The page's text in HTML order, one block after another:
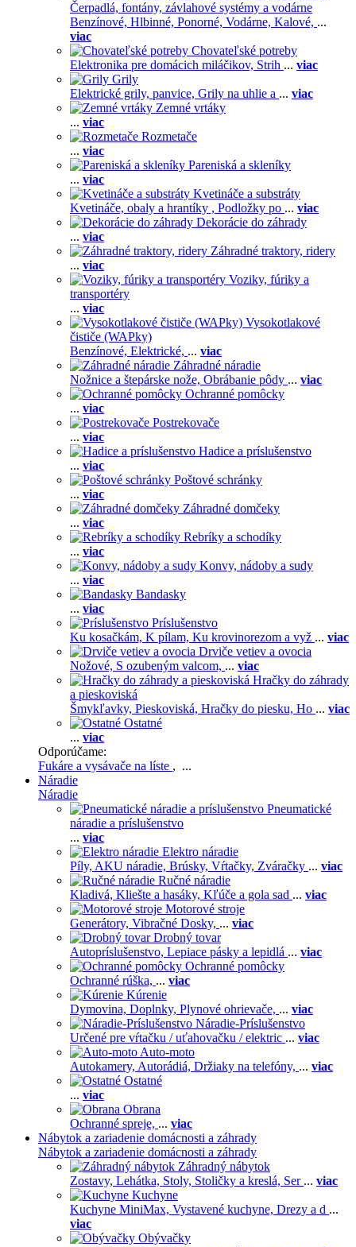
Čerpadlá, fontány, závlahové systémy a vodárne
Benzínové, Hlbinné, Ponorné, Vodárne, Kalové, ...
viac
Chovateľské potreby
Elektronika pre domácich miláčikov, Strih ... viac
Grily
Elektrické grily, panvice, Grily na uhlie a ... viac
Zemné vrtáky
... viac
Rozmetače
... viac
Pareniská a skleníky
... viac
Kvetináče a substráty
Kvetináče, obaly a hrantíky , Podložky po ... viac
Dekorácie do záhrady
... viac
Záhradné traktory, ridery
... viac
Voziky, fúriky a
transportéry
... viac
Vysokotlakové
čističe (WAPky)
Benzínové, Elektrické, ... viac
Záhradné náradie
Nožnice a štepárske nože, Obrábanie pôdy ... viac
Ochranné pomôcky
... viac
Postrekovače
... viac
Hadice a príslušenstvo
... viac
Poštové schránky
... viac
Záhradné domčeky
... viac
Rebríky a schodíky
... viac
Konvy, nádoby a sudy
... viac
Bandasky
... viac
Príslušenstvo
Ku kosačkám, K pílam, Ku krovinorezom a vyž ... viac
Drviče vetiev a ovocia
Nožové, S ozubeným valcom, ... viac
Hračky do záhrady
a pieskoviská
Šmykľavky, Pieskoviská, Hračky do piesku, Ho ... viac
Ostatné
... viac
Odporúčame:
Fukáre a vysávače na líste , ...
Náradie
Náradie
Pneumatické
náradie a príslušenstvo
... viac
Elektro náradie
Píly, AKU náradie, Brúsky, Vŕtačky, Zváračky ... viac
Ručné náradie
Kladivá, Kliešte a hasáky, Kľúče a gola sad ... viac
Motorové stroje
Generátory, Vibračné Dosky, ... viac
Drobný tovar
Autopríslušenstvo, Lepiace pásky a lepidlá ... viac
Ochranné pomôcky
Ochranné rúška, ... viac
Kúrenie
Dymovina, Doplnky, Plynové ohrievače, ... viac
Náradie-Príslušenstvo
Určené pre vŕtačku / uťahovačku / elektric ... viac
Auto-moto
Autokamery, Autorádiá, Držiaky na telefóny, ... viac
Ostatné
... viac
Obrana
Ochranné spreje, ... viac
Nábytok a zariadenie domácnosti a záhrady
Nábytok a zariadenie domácnosti a záhrady
Záhradný nábytok
Zostavy, Lehátka, Stoly, Stoličky a kreslá, Ser ... viac
Kuchyne
Kuchyne MiniMax, Vystavené kuchyne, Drezy a d ...
viac
Obývačky